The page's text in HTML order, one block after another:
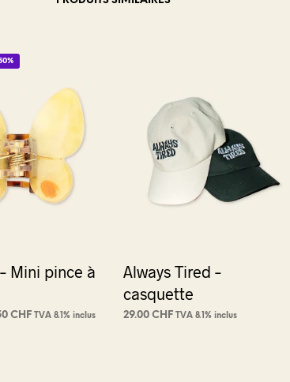
Mini pince à
CHFLeTVA 8.1% inclus
Always Tired –
casquette
29.00 CHF TVA 8.1% inclus